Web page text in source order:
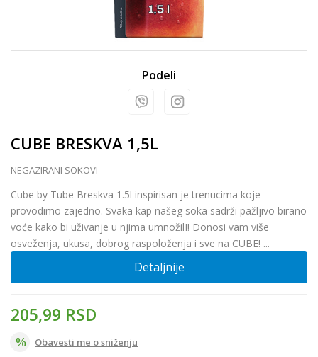
Podeli
CUBE BRESKVA 1,5L
NEGAZIRANI SOKOVI
Cube by Tube Breskva 1.5l inspirisan je trenucima koje
provodimo zajedno. Svaka kap našeg soka sadrži pažljivo birano
voće kako bi uživanje u njima umnožilI! Donosi vam više
osveženja, ukusa, dobrog raspoloženja i sve na CUBE! ...
Detaljnije
205,99 RSD
Obavesti me o sniženju